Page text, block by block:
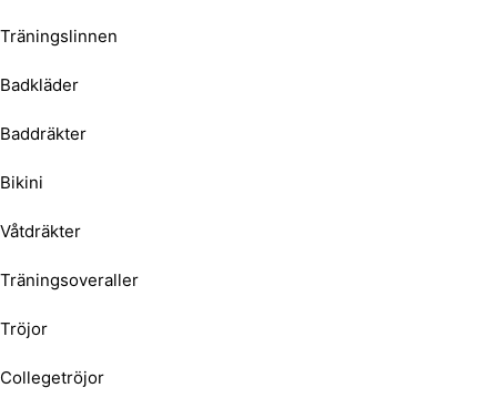
Träningslinnen
Badkläder
Baddräkter
Bikini
Våtdräkter
Träningsoveraller
Tröjor
Collegetröjor